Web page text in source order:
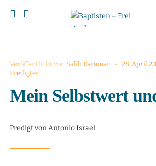
Veröffentlicht von Salih Karaman • 28. April
Predigten
Mein Selbstwert
Predigt von Antonio Israel